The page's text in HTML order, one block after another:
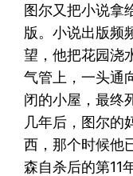
图尔又把小说拿
版。小说出版频
望，他把花园浇
气管上，一头通
闭的小屋，最终
几年后，图尔的
西，那个时候他
森自杀后的第11